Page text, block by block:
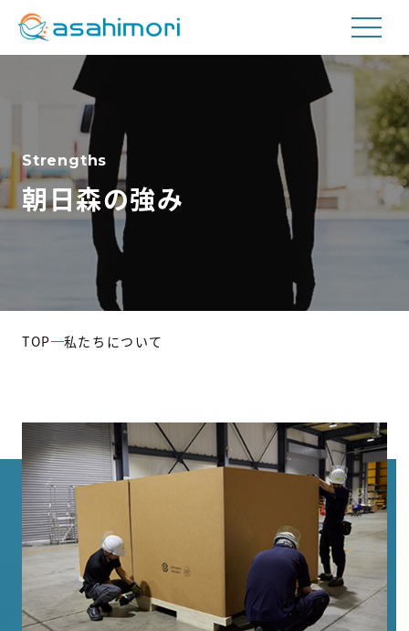
私たちについて
事業内容
航空貨物取扱事業
工場内請負事業
代表挨拶
沿革
会社概要
拠点
Strengths
朝日森の強み
TOP 私たちについて